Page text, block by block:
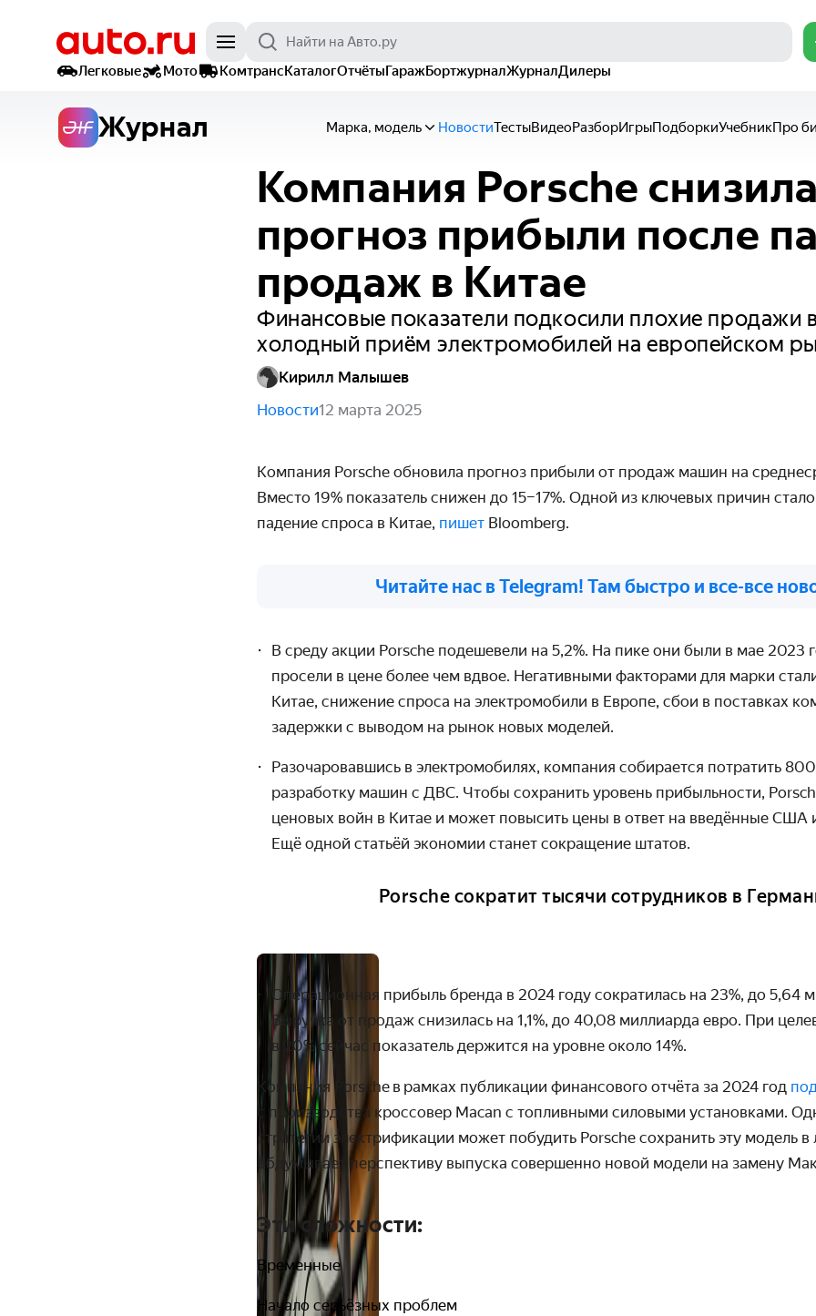
Легковые
Мото КомтрансКаталогОтчётыГаражБортжурналЖурналДилеры
Журнал Марка, модель НовостиТестыВидеоРазборИгрыПодборкиУчебникПро
Компания Porsche снизила
прогноз прибыли после
продаж в Китае
Финансовые показатели подкосили плохие продажи
холодный приём электромобилей на европейском
Кирилл Малышев
Новости12 марта 2025
Компания Porsche обновила прогноз прибыли от продаж машин на
Вместо 19% показатель снижен до 15–17%. Одной из ключевых причин
падение спроса в Китае, пишет Bloomberg.
Читайте нас в Telegram! Там быстро и все-все
В среду акции Porsche подешевели на 5,2%. На пике они были в мае 2023
просели в цене более чем вдвое. Негативными факторами для марки
Китае, снижение спроса на электромобили в Европе, сбои в поставках
задержки с выводом на рынок новых моделей.
Разочаровавшись в электромобилях, компания собирается потратить
разработку машин с ДВС. Чтобы сохранить уровень прибыльности,
ценовых войн в Китае и может повысить цены в ответ на введённые
Ещё одной статьёй экономии станет сокращение штатов.
Porsche сократит тысячи сотрудников в
Операционная прибыль бренда в 2024 году сократилась на 23%, до 5,64
Выручка от продаж снизилась на 1,1%, до 40,08 миллиарда евро. При
в 20% сейчас показатель держится на уровне около 14%.
Компания Porsche в рамках публикации финансового отчёта за 2024 год
с производства кроссовер Macan с топливными силовыми установками.
стратегии электрификации может побудить Porsche сохранить эту модель
обдумывает перспективу выпуска совершенно новой модели на замену
Эти сложности:
Временные
Начало серьёзных проблем